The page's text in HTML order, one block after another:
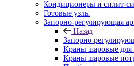
Кондиционеры и сплит-
Готовые узлы
Запорно-регулирующая
Назад
Запорно-
Краны шаровые для
Краны шаровые